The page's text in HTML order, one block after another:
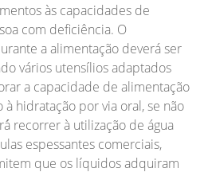
às capacidades de
com deficiência. O
a alimentação deverá ser
vários utensílios adaptados
a capacidade de alimentação
à hidratação por via oral, se não
recorrer à utilização de água
espessantes comerciais,
que os líquidos adquiram